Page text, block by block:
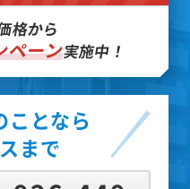
格から
ペーン実施中！
ことなら
まで